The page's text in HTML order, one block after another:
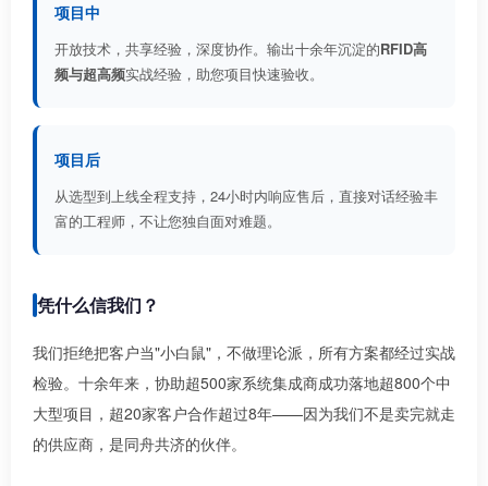
项目中
开放技术，共享经验，深度协作。输出十余年沉淀的RFID高
频与超高频实战经验，助您项目快速验收。
项目后
从选型到上线全程支持，24小时内响应售后，直接对话经验丰
富的工程师，不让您独自面对难题。
凭什么信我们？
我们拒绝把客户当"小白鼠"，不做理论派，所有方案都经过实战
检验。十余年来，协助超500家系统集成商成功落地超800个中
大型项目，超20家客户合作超过8年——因为我们不是卖完就走
的供应商，是同舟共济的伙伴。